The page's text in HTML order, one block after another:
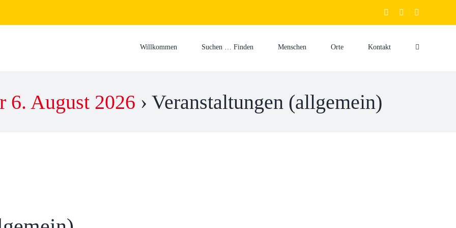
facebook
youtube
Willkommen Suchen … Finden Menschen Orte Kontakt
6. August 2026 › Veranstaltungen (allgemein)